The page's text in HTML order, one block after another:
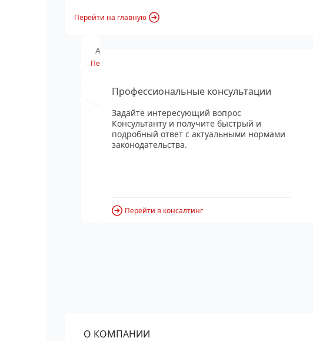
Перейти на главную
Анонс вебинара
Перейти
Профессиональные консультации
Задайте интересующий вопрос
Консультанту и получите быстрый и
подробный ответ с актуальными нормами
законодательства.
Перейти в консалтинг
О КОМПАНИИ